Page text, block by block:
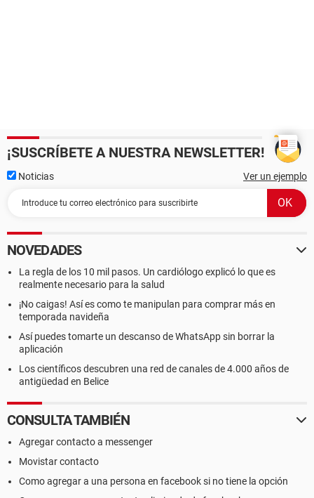
¡SUSCRÍBETE A NUESTRA NEWSLETTER!
Noticias Ver un ejemplo
NOVEDADES
La regla de los 10 mil pasos. Un cardiólogo explicó lo que es
realmente necesario para la salud
¡No caigas! Así es como te manipulan para comprar más en
temporada navideña
Así puedes tomarte un descanso de WhatsApp sin borrar la
aplicación
Los científicos descubren una red de canales de 4.000 años de
antigüedad en Belice
CONSULTA TAMBIÉN
Agregar contacto a messenger
Movistar contacto
Como agregar a una persona en facebook si no tiene la opción